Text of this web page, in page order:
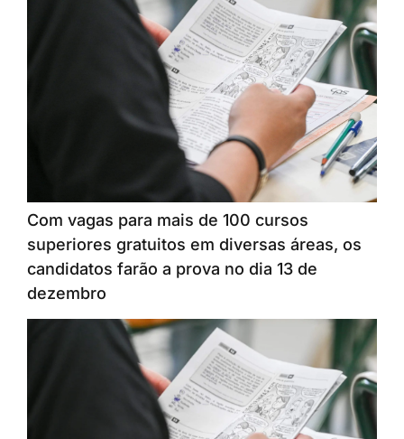
Com vagas para mais de 100 cursos
superiores gratuitos em diversas áreas, os
candidatos farão a prova no dia 13 de
dezembro